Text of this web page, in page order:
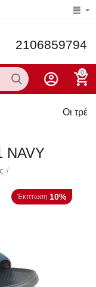
2106859794
0
Οι
NAVY
/
Έκπτωση 10%